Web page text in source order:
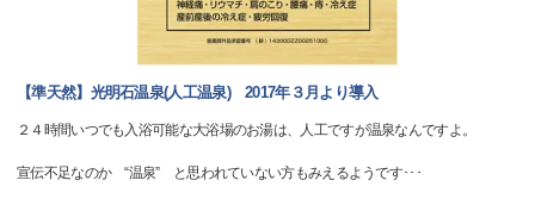
【準天然】光明石温泉(人工温泉) 2017年３月より導入
２４時間いつでも入浴可能な大浴場のお湯は、人工ですが温泉なんですよ。
宣伝不足なのか “温泉” と思われていない方もみえるようです･･･